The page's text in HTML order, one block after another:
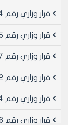
قرار وزاري رقم 44ن لعام 2009
قرار وزاري رقم 45ن لعام 2009
قرار وزاري رقم 47ن لعام 2009
قرار وزاري رقم 122ن لعام 2008
قرار وزاري رقم 124ن لعام 2008
قرار وزاري رقم 126ن لعام 2008